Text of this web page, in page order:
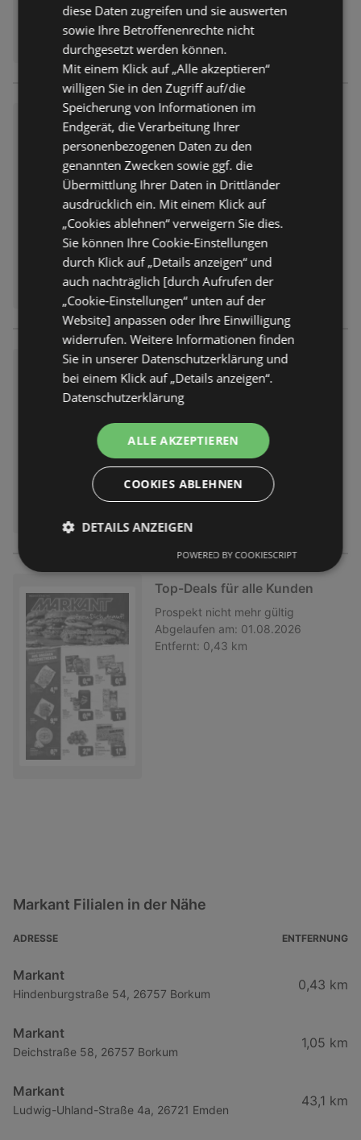
Tolles Angebot für alle Kunde
n
Prospekt
nicht mehr gültig
Abgelaufen am:
Entfernt: 0,43 km
Markant flugblatt
Prospekt nicht mehr gültig
Abgelaufen am:
Entfernt: 0,43 km
Top-Deals für alle Kunden
Prospekt nicht mehr gültig
Abgelaufen am: 01.08.2026
Entfernt: 0,43 km
Markant Filialen in der Nähe
ADRESSE ENTFERNUNG
Markant
Hindenburgstraße 54, 26757 Borkum
0,43 km
Markant
Deichstraße 58, 26757 Borkum
1,05 km
Markant
Ludwig-Uhland-Straße 4a, 26721 Emden
43,1 km
diese Daten zugreifen und sie auswerten
sowie Ihre Betroffenenrechte nicht
durchgesetzt werden können.
Mit einem Klick auf „Alle akzeptieren“
willigen Sie in den Zugriff auf/die
Speicherung von Informationen im
Endgerät, die Verarbeitung Ihrer
personenbezogenen Daten zu den
genannten Zwecken sowie ggf. die
Übermittlung Ihrer Daten in Drittländer
ausdrücklich ein. Mit einem Klick auf
„Cookies ablehnen“ verweigern Sie dies.
Sie können Ihre Cookie-Einstellungen
durch Klick auf „Details anzeigen“ und
auch nachträglich [durch Aufrufen der
„Cookie-Einstellungen“ unten auf der
Website] anpassen oder Ihre Einwilligung
widerrufen. Weitere Informationen finden
Sie in unserer Datenschutzerklärung und
bei einem Klick auf „Details anzeigen“.
Datenschutzerklärung
ALLE AKZEPTIEREN
COOKIES ABLEHNEN
DETAILS ANZEIGEN
POWERED BY COOKIESCRIPT